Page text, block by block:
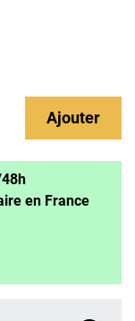
Ajouter
en France